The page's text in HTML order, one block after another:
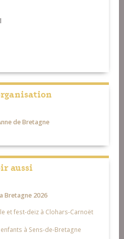
de Bretagne
aussi
Bretagne 2026
et fest-deiz à Clohars-Carnoët
à Sens-de-Bretagne